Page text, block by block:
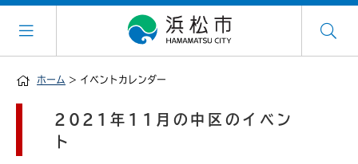
ホーム > イベントカレンダー
2021年11月の中区のイベン
ト